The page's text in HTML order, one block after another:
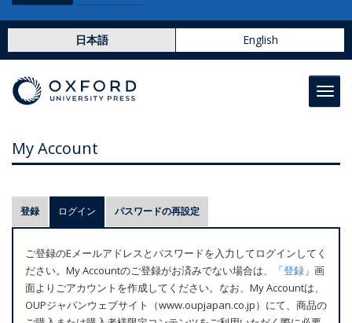
日本語 English
My Account
プ
ラ
マ
リ
ー
登録 ログイン (アクティブなタブ)
パスワードの再設定
ご登録のEメールアドレスとパスワードを入力してログインしてく
ださい。My Accountのご登録がお済みでない場合は、「登録 」画
面よりごアカウントを作成してください。なお、My Accountは、
OUPジャパンウェブサイト（www.oupjapan.co.jp）にて、商品の